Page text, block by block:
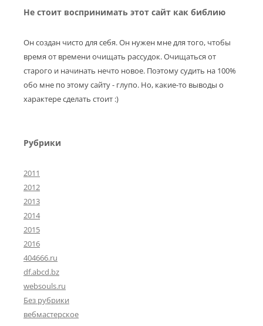
Не стоит воспринимать этот сайт как библию
Он создан чисто для себя. Он нужен мне для того, чтобы
время от времени очищать рассудок. Очищаться от
старого и начинать нечто новое. Поэтому судить на 100%
обо мне по этому сайту - глупо. Но, какие-то выводы о
характере сделать стоит :)
Рубрики
2011
2012
2013
2014
2015
2016
404666.ru
df.abcd.bz
websouls.ru
Без рубрики
вебмастерское